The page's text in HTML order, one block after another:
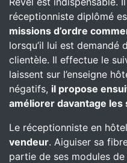
réceptionniste diplômé
missions d’ordre
lorsqu’il lui est demandé
clientèle. Il effectue le
laissent sur l’enseigne
négatifs, il propose
améliorer davantage les
Le réceptionniste en
vendeur. Aiguiser sa
partie de ses modules